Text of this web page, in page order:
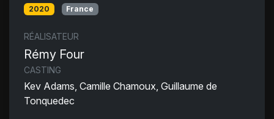
2020 France
RÉALISATEUR
Rémy Four
CASTING
Kev Adams, Camille Chamoux, Guillaume de
Tonquedec